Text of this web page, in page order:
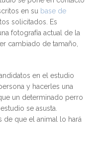
en su base de
solicitados. Es
fotografía actual de la
cambiado de tamaño,
en el estudio
y hacerles una
un determinado perro
se asusta.
de que el animal lo hará